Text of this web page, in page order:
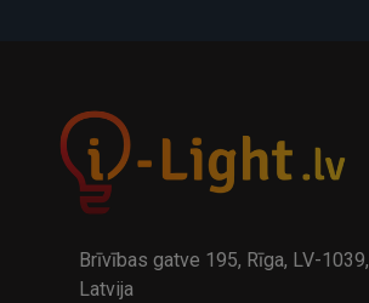
32.95€
Brīvības gatve 195, Rīga, LV-1039,
Latvija